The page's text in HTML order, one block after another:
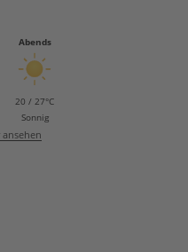
Abends
20 / 27°C
Sonnig